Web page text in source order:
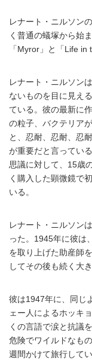
レナート・ニルソン
く普通の蟻塚から始
「Myror」と「Life in
レナート・ニルソン
ないものを目に見え
ている。彼の最新に
の粒子、バクテリア
と、忍耐、忍耐、忍
が重要だと言ってい
思議に対して、15歳
く購入した顕微鏡で
いる。
レナート・ニルソン
った。1945年に彼は
を取り上げた助産師
してその後も続く大
彼は1947年に、同じ
ェー人によるホッキ
くの言語で涙と抗議
危険でワイルドなも
週間かけて旅行して